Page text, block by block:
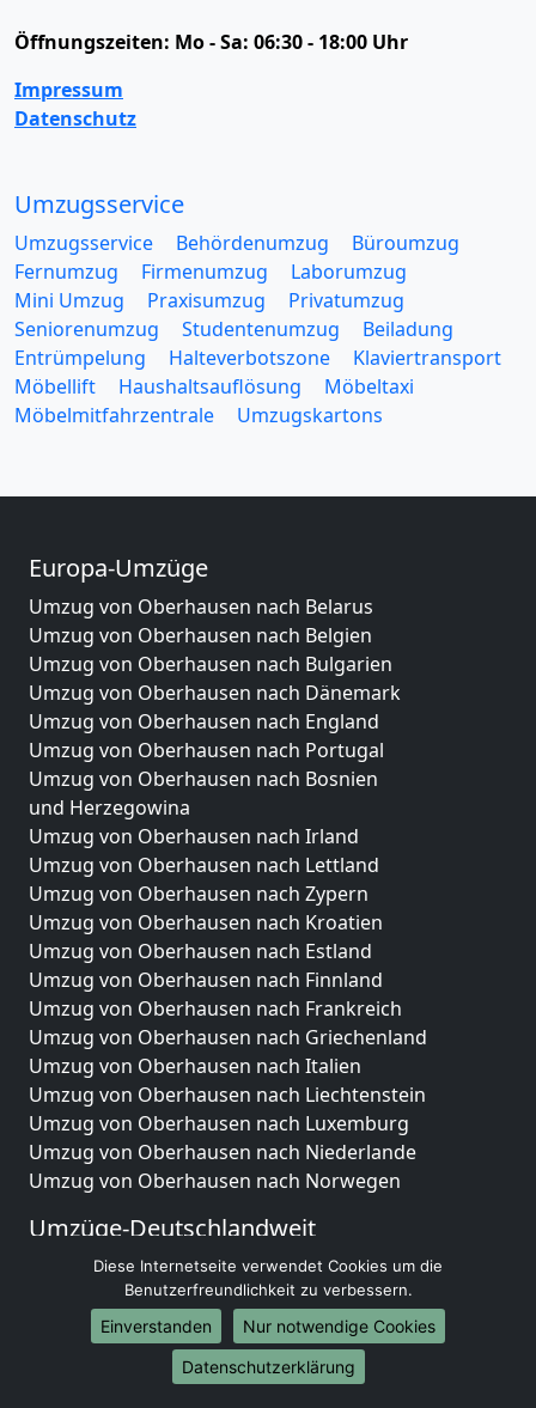
Öffnungszeiten: Mo - Sa: 06:30 - 18:00 Uhr
Impressum
Datenschutz
Umzugsservice
Umzugsservice Behördenumzug
Büroumzug
Fernumzug
Firmenumzug
Laborumzug
Mini Umzug
Praxisumzug
Privatumzug
Seniorenumzug
Studentenumzug
Beiladung
Entrümpelung
Halteverbotszone
Klaviertransport
Möbellift
Haushaltsauflösung
Möbeltaxi
Möbelmitfahrzentrale
Umzugskartons
Europa-Umzüge
Umzug von Oberhausen nach Belarus
Umzug von Oberhausen nach Belgien
Umzug von Oberhausen nach Bulgarien
Umzug von Oberhausen nach Dänemark
Umzug von Oberhausen nach England
Umzug von Oberhausen nach Portugal
Umzug von Oberhausen nach Bosnien
und Herzegowina
Umzug von Oberhausen nach Irland
Umzug von Oberhausen nach Lettland
Umzug von Oberhausen nach Zypern
Umzug von Oberhausen nach Kroatien
Umzug von Oberhausen nach Estland
Umzug von Oberhausen nach Finnland
Umzug von Oberhausen nach Frankreich
Umzug von Oberhausen nach Griechenland
Umzug von Oberhausen nach Italien
Umzug von Oberhausen nach Liechtenstein
Umzug von Oberhausen nach Luxemburg
Umzug von Oberhausen nach Niederlande
Umzug von Oberhausen nach Norwegen
Umzüge-Deutschlandweit
Umzug von Oberhausen nach Berlin
Umzug von Oberhausen nach Hamburg
Umzug von Oberhausen nach München
Umzug von Oberhausen nach Köln
Umzug von Oberhausen nach Frankfurt am Main
Diese Internetseite verwendet Cookies um die
Benutzerfreundlichkeit zu verbessern.
Einverstanden
Nur notwendige Cookies
Datenschutzerklärung